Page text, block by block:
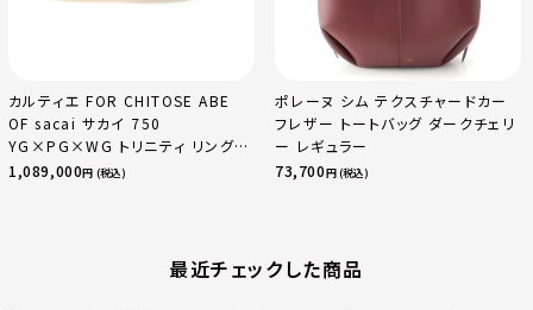
カルティエ FOR CHITOSE ABE
OF sacai サカイ 750
YG×PG×WG トリニティ リング
指輪 マルチカラー 50 51 52
1,089,000円 (税込)
ポレーヌ シム テクスチャードカー
フレザー トートバッグ ダークチェリ
ー レギュラー
73,700円 (税込)
最近チェックした商品